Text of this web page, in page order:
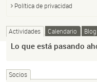
Política de privacidad
Actividades Calendario
Lo que está pasando
Socios